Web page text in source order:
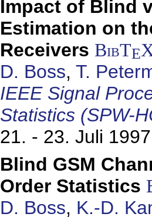
Impact of Blind
Estimation on
Receivers BibTE
D. Boss, T.
IEEE Signal
Statistics (SPW-
21. - 23. Juli 1997
Blind GSM
Order Statistics
D. Boss, K.-D.